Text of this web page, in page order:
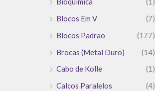
Blocos Em V
(7)
Blocos Padrao
(177)
Brocas (Metal Duro)
(14)
Cabo de Kolle
(1)
Calcos Paralelos
(4)